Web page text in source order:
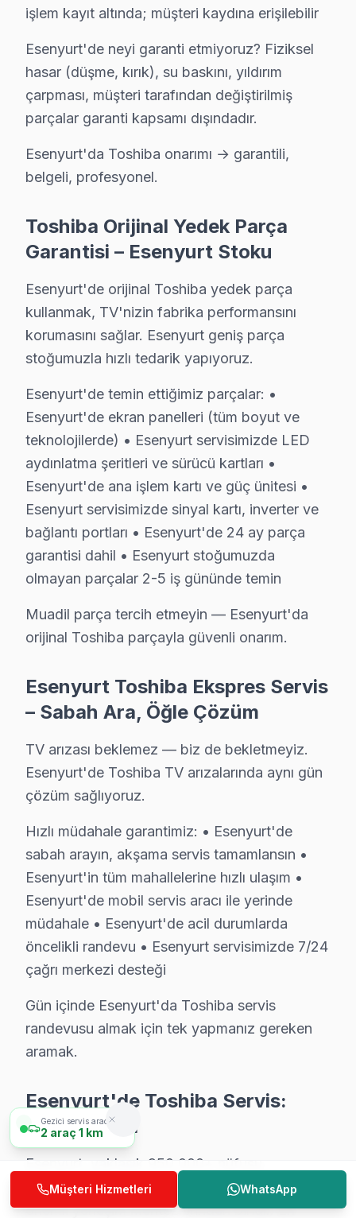
Toshiba televizyonlarda sık karşılaşılan arıza türleri
• Esenyurt'de Görüntü Var Ses Yok: Ses kartı veya
• Esenyurt'de Kırmızı Işık Yanıp Sönüyor: Güç
• Esenyurt'de Görüntüde Şerit / Çizgiler: Panel veya
• Esenyurt'de televizyon paneli Açılmıyor: Kapasitör
Esenyurt bölgenizdeki Toshiba televizyon arızanız
Esenyurt'da Toshiba Servis Garantisi – 2 Yıl
Toshiba TV Servis Garanti Belgesi – Yazılı ve İmzalı Güvence
Esenyurt'da yaptığımız Toshiba televizyon ünitesi
Esenyurt garanti detayları:
• Esenyurt'de 24 aya kadar işçilik güvencesi
• Esenyurt servisimizde orijinal parça değişimlerinde
• Garanti dışı hasar bu değilse ek ücret istenmez
• Esenyurt'de her işlem kayıt altında; müşteri kaydına
Esenyurt'de neyi garanti etmiyoruz?
Fiziksel hasar (düşme, kırık), su baskını, yıldırım
Esenyurt'da Toshiba onarımı → garantili, belgeli,
Toshiba Orijinal Yedek Parça Garantisi –
Esenyurt'de orijinal Toshiba yedek parça kullanmak,
Esenyurt'de temin ettiğimiz parçalar:
• Esenyurt'de ekran panelleri (tüm boyut ve
• Esenyurt servisimizde LED aydınlatma şeritleri ve
• Esenyurt servisimizde sinyal kartı, inverter ve
• Esenyurt'de 24 ay parça garantisi dahil
Muadil parça tercih etmeyin — Esenyurt'da orijinal
Esenyurt Toshiba Ekspres Servis – Sabah
TV arızası beklemez — biz de bekletmeyiz.
Hızlı müdahale garantimiz:
• Esenyurt'de sabah arayın, akşama servis
• Esenyurt'in tüm mahallelerine hızlı ulaşım
• Esenyurt'de mobil servis aracı ile yerinde müdahale
• Esenyurt'de acil durumlarda öncelikli randevu
Gün içinde Esenyurt'da Toshiba servis randevusu
Esenyurt'de Toshiba Servis: Bölge Bilgisi
Toshiba TV Servis Ağımız: Esenyurt Tüm
Esenyurt'de Toshiba televizyon servisi arayan tüm
Pınar, Piri Reis, Saadetdere, Selahaddin Eyyubi,
Akçaburgaz, Akevler, Akşemseddin, Ardıçlı, Aşık
işlem kayıt altında; müşteri kaydına erişilebilir
Esenyurt'de neyi garanti etmiyoruz? Fiziksel
hasar (düşme, kırık), su baskını, yıldırım
çarpması, müşteri tarafından değiştirilmiş
parçalar garanti kapsamı dışındadır.
Esenyurt'da Toshiba onarımı → garantili,
belgeli, profesyonel.
Toshiba Orijinal Yedek Parça
Garantisi – Esenyurt Stoku
Esenyurt'de orijinal Toshiba yedek parça
kullanmak, TV'nizin fabrika performansını
korumasını sağlar. Esenyurt geniş parça
stoğumuzla hızlı tedarik yapıyoruz.
Esenyurt'de temin ettiğimiz parçalar: •
Esenyurt'de ekran panelleri (tüm boyut ve
teknolojilerde) • Esenyurt servisimizde LED
aydınlatma şeritleri ve sürücü kartları •
Esenyurt'de ana işlem kartı ve güç ünitesi •
Esenyurt servisimizde sinyal kartı, inverter ve
bağlantı portları • Esenyurt'de 24 ay parça
garantisi dahil • Esenyurt stoğumuzda
olmayan parçalar 2-5 iş gününde temin
Muadil parça tercih etmeyin — Esenyurt'da
orijinal Toshiba parçayla güvenli onarım.
Esenyurt Toshiba Ekspres Servis
– Sabah Ara, Öğle Çözüm
TV arızası beklemez — biz de bekletmeyiz.
Esenyurt'de Toshiba TV arızalarında aynı gün
çözüm sağlıyoruz.
Hızlı müdahale garantimiz: • Esenyurt'de
sabah arayın, akşama servis tamamlansın •
Esenyurt'in tüm mahallelerine hızlı ulaşım •
Esenyurt'de mobil servis aracı ile yerinde
müdahale • Esenyurt'de acil durumlarda
öncelikli randevu • Esenyurt servisimizde 7/24
çağrı merkezi desteği
Gün içinde Esenyurt'da Toshiba servis
randevusu almak için tek yapmanız gereken
aramak.
Esenyurt'de Toshiba Servis:
Bölge Bilgisi
Esenyurt, yaklaşık 950.000+ nüfusu
barındıran İstanbul Avrupa Yakası bölgesinin
önemli yerleşim merkezlerinden biridir. En
Gezici servis aracımız
2 araç 1 km
Müşteri Hizmetleri WhatsApp